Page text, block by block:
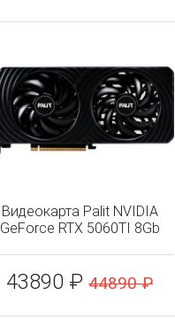
Видеокарта Palit NVIDIA
GeForce RTX 5060TI 8Gb
43890 ₽44890 ₽